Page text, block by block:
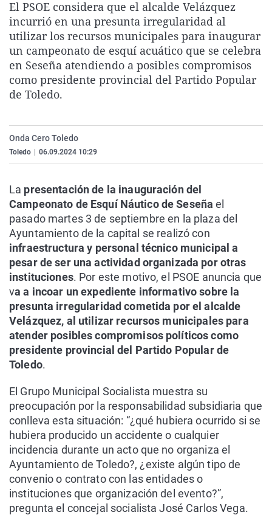
La rosa de los vientos
Gente viajera
Como el perro y el
Caso
Retornados
Equipo de
Operación Viuda
Extremadura
Galicia
La Rioja
Navarra
Virales
Televisión
Elecciones
El PSOE considera que el alcalde Velázquez
incurrió en una presunta irregularidad al
utilizar los recursos municipales para inaugurar
un campeonato de esquí acuático que se celebra
en Seseña atendiendo a posibles compromisos
como presidente provincial del Partido Popular
de Toledo.
Onda Cero Toledo
Toledo 06.09.2024 10:29
La presentación de la inauguración del
Campeonato de Esquí Náutico de Seseña el
pasado martes 3 de septiembre en la plaza del
Ayuntamiento de la capital se realizó con
infraestructura y personal técnico municipal a
pesar de ser una actividad organizada por otras
instituciones. Por este motivo, el PSOE anuncia que
va a incoar un expediente informativo sobre la
presunta irregularidad cometida por el alcalde
Velázquez, al utilizar recursos municipales para
atender posibles compromisos políticos como
presidente provincial del Partido Popular de
Toledo.
El Grupo Municipal Socialista muestra su
preocupación por la responsabilidad subsidiaria que
conlleva esta situación: “¿qué hubiera ocurrido si se
hubiera producido un accidente o cualquier
incidencia durante un acto que no organiza el
Ayuntamiento de Toledo?, ¿existe algún tipo de
convenio o contrato con las entidades o
instituciones que organización del evento?”,
pregunta el concejal socialista José Carlos Vega.